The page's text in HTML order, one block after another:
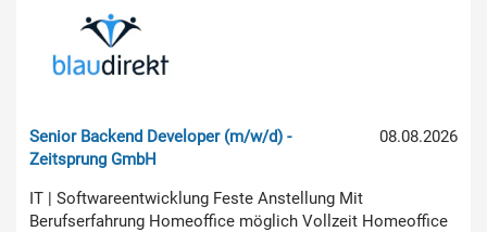
08.08.2026
Senior Backend Developer (m/w/d) -
Zeitsprung GmbH
IT | Softwareentwicklung Feste Anstellung Mit
Berufserfahrung Homeoffice möglich Vollzeit Homeoffice